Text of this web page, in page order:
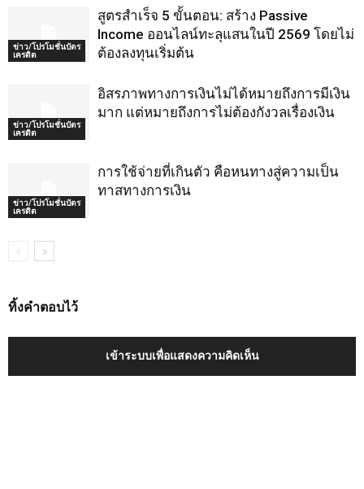
ข่าว/โปรโมชั่นบัตร
เครดิต
สูตรสำเร็จ 5 ขั้นตอน: สร้าง Passive
Income ออนไลน์ทะลุแสนในปี 2569 โดยไม่
ต้องลงทุนเริ่มต้น
ข่าว/โปรโมชั่นบัตร
เครดิต
อิสรภาพทางการเงินไม่ได้หมายถึงการมีเงิน
มาก แต่หมายถึงการไม่ต้องกังวลเรื่องเงิน
ข่าว/โปรโมชั่นบัตร
เครดิต
การใช้จ่ายที่เกินตัว คือหนทางสู่ความเป็น
ทาสทางการเงิน
ทิ้งคำตอบไว้
เข้าระบบเพื่อแสดงความคิดเห็น